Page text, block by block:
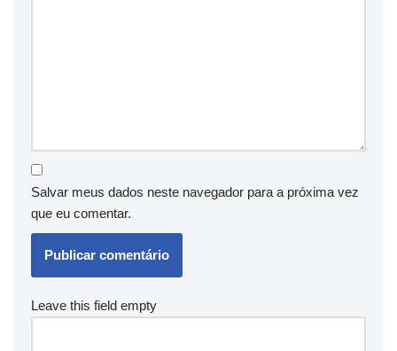
Salvar meus dados neste navegador para a próxima vez
que eu comentar.
Leave this field empty